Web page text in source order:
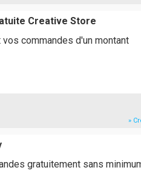
Creative Store
commandes d'un montant
»
gratuitement sans